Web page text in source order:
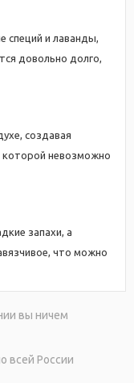
специй и лаванды,
довольно долго,
создавая
невозможно
запахи, а
что можно
вы ничем
всей России